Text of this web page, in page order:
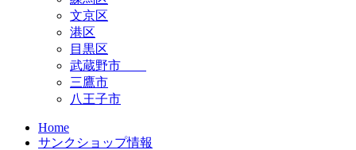
文京区
港区
目黒区
武蔵野市
三鷹市
八王子市
Home
サンクショップ情報